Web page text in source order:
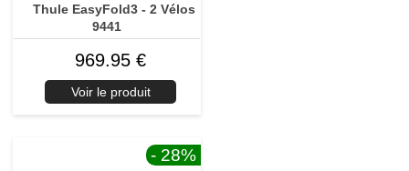
Thule EasyFold3 - 2 Vélos
9441
969.95 €
Voir le produit
- 28%